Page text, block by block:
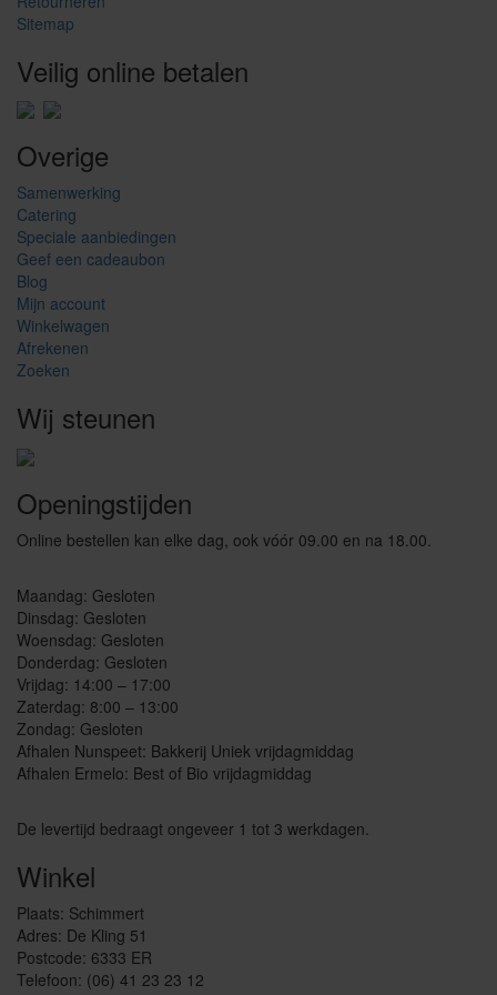
Sitemap
Veilig online betalen
Overige
Samenwerking
Catering
Speciale aanbiedingen
Geef een cadeaubon
Blog
Mijn account
Winkelwagen
Afrekenen
Zoeken
Wij steunen
Openingstijden
Online bestellen kan elke dag, ook vóór 09.00 en na 18.00.
Maandag: Gesloten
Dinsdag: Gesloten
Woensdag: Gesloten
Donderdag: Gesloten
Vrijdag: 14:00 – 17:00
Zaterdag: 8:00 – 13:00
Zondag: Gesloten
Afhalen Nunspeet: Bakkerij Uniek vrijdagmiddag
Afhalen Ermelo: Best of Bio vrijdagmiddag
De levertijd bedraagt ongeveer 1 tot 3 werkdagen.
Winkel
Plaats: Schimmert
Adres: De Kling 51
Postcode: 6333 ER
Telefoon: (06) 41 23 23 12